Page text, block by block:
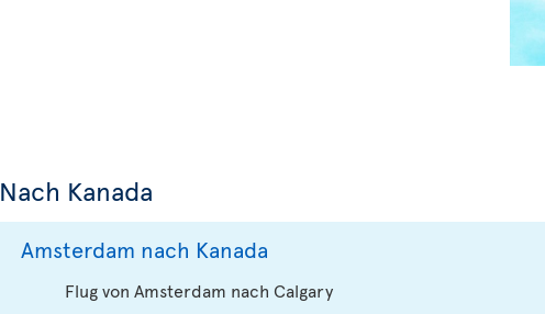
Nach Kanada
Amsterdam nach Kanada
Flug von Amsterdam nach Calgary